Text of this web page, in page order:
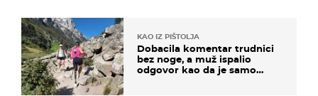
KAO IZ PIŠTOLJA
Dobacila komentar trudnici
bez noge, a muž ispalio
odgovor kao da je samo